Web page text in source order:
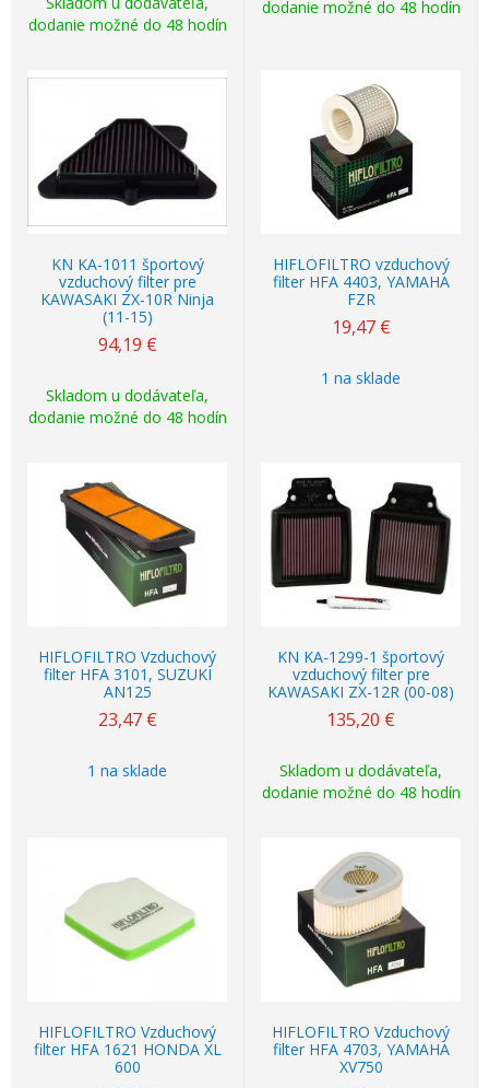
dodanie možné do 48 hodín
dodanie možné do 48 hodín
KN KA-1011 športový
vzduchový filter pre
KAWASAKI ZX-10R Ninja
(11-15)
94,19 €
Skladom u dodávateľa,
dodanie možné do 48 hodín
HIFLOFILTRO vzduchový
filter HFA 4403, YAMAHA
FZR
19,47 €
1 na sklade
HIFLOFILTRO Vzduchový
filter HFA 3101, SUZUKI
AN125
23,47 €
1 na sklade
KN KA-1299-1 športový
vzduchový filter pre
KAWASAKI ZX-12R (00-08)
135,20 €
Skladom u dodávateľa,
dodanie možné do 48 hodín
HIFLOFILTRO Vzduchový
filter HFA 1621 HONDA XL
600
HIFLOFILTRO Vzduchový
filter HFA 4703, YAMAHA
XV750